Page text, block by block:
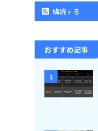
購読する
おすすめ記事
1